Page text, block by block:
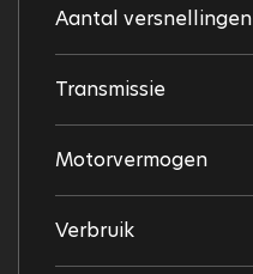
Aantal versnellingen
Transmissie
Motorvermogen
Verbruik